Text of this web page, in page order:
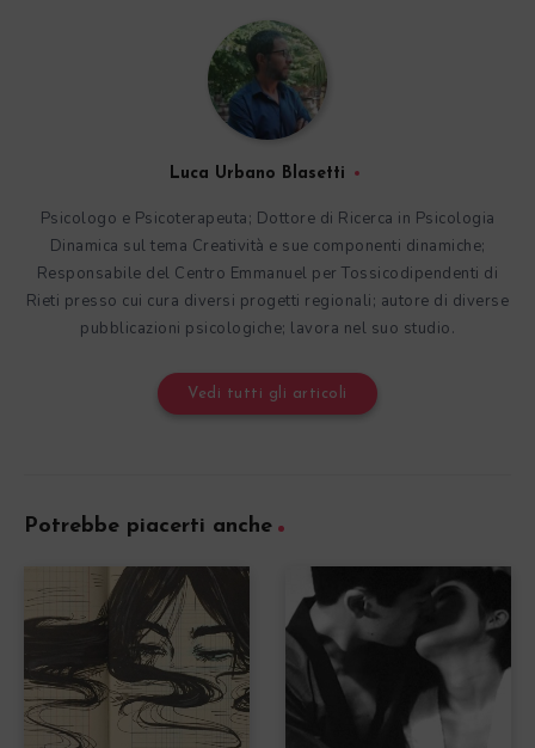
Luca Urbano Blasetti
Psicologo e Psicoterapeuta; Dottore di Ricerca in Psicologia
Dinamica sul tema Creatività e sue componenti dinamiche;
Responsabile del Centro Emmanuel per Tossicodipendenti di
Rieti presso cui cura diversi progetti regionali; autore di diverse
pubblicazioni psicologiche; lavora nel suo studio.
Vedi tutti gli articoli
Potrebbe piacerti anche